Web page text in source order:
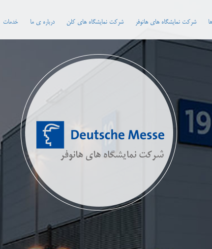
شرکت نمایشگاه های هانوفر شرکت نمایشگاه های کلن درباره ی ما خدمات